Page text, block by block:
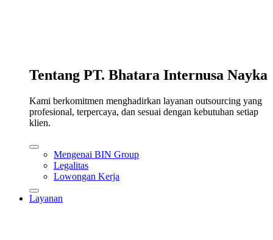
Tentang PT. Bhatara Internusa Nayka
Kami berkomitmen menghadirkan layanan outsourcing yang
profesional, terpercaya, dan sesuai dengan kebutuhan setiap
klien.
Mengenai BIN Group
Legalitas
Lowongan Kerja
Layanan